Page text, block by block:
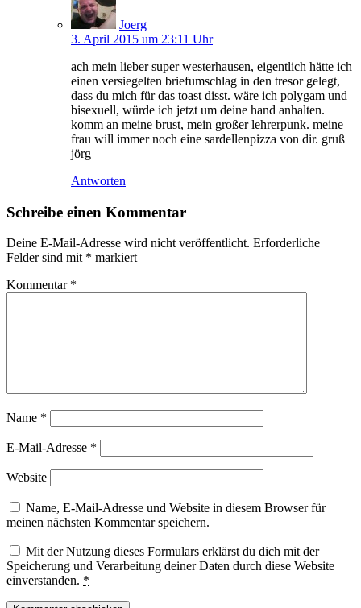
Joerg
3. April 2015 um 23:11 Uhr
ach mein lieber super westerhausen, eigentlich hätte ich
einen versiegelten briefumschlag in den tresor gelegt,
dass du mich für das toast disst. wäre ich polygam und
bisexuell, würde ich jetzt um deine hand anhalten.
komm an meine brust, mein großer lehrerpunk. meine
frau will immer noch eine sardellenpizza von dir. gruß
jörg
Antworten
Schreibe einen Kommentar
Deine E-Mail-Adresse wird nicht veröffentlicht. Erforderliche
Felder sind mit * markiert
Kommentar *
Name *
E-Mail-Adresse *
Website
Name, E-Mail-Adresse und Website in diesem Browser für
meinen nächsten Kommentar speichern.
Mit der Nutzung dieses Formulars erklärst du dich mit der
Speicherung und Verarbeitung deiner Daten durch diese Website
einverstanden. *